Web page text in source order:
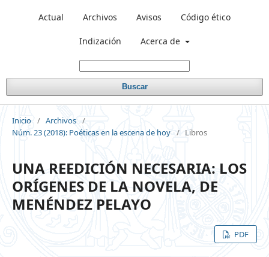
Actual Archivos Avisos Código ético
Indización Acerca de
Buscar
Inicio / Archivos /
Núm. 23 (2018): Poéticas en la escena de hoy / Libros
UNA REEDICIÓN NECESARIA: LOS
ORÍGENES DE LA NOVELA, DE
MENÉNDEZ PELAYO
PDF